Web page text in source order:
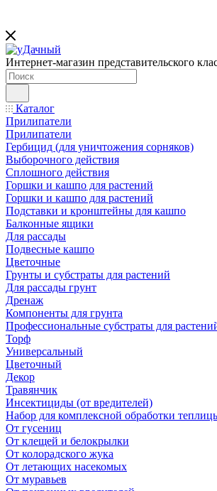
Интернет-магазин представительского
Каталог
Прилипатели
Прилипатели
Гербицид (для уничтожения сорняков)
Выборочного действия
Сплошного действия
Горшки и кашпо для растений
Горшки и кашпо для растений
Подставки и кронштейны для кашпо
Балконные ящики
Для рассады
Подвесные кашпо
Цветочные
Грунты и субстраты для растений
Для рассады грунт
Дренаж
Компоненты для грунта
Профессиональные субстраты для
Торф
Универсальный
Цветочный
Декор
Травянчик
Инсектициды (от вредителей)
Набор для комплексной обработки
От гусениц
От клещей и белокрылки
От колорадского жука
От летающих насекомых
От муравьев